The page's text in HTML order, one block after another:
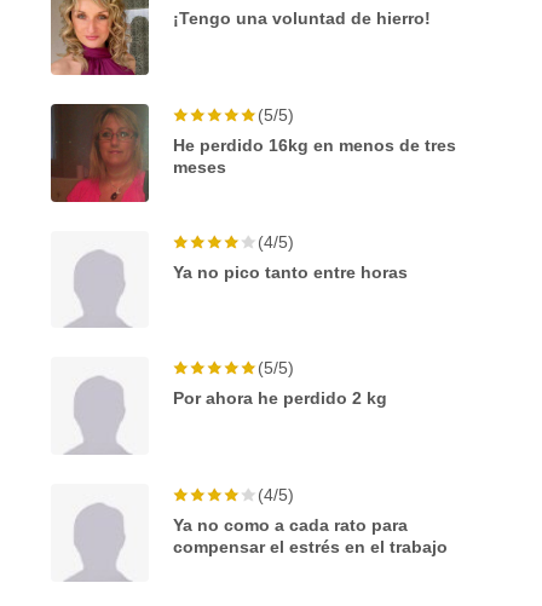
¡Tengo una voluntad de hierro!
(5/5)
He perdido 16kg en menos de tres
meses
(4/5)
Ya no pico tanto entre horas
(5/5)
Por ahora he perdido 2 kg
(4/5)
Ya no como a cada rato para
compensar el estrés en el trabajo